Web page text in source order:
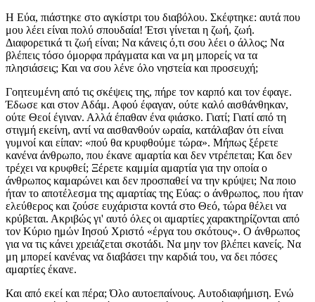
Η Εύα, πιάστηκε στο αγκίστρι του διαβόλου. Σκέφτηκε: αυτά που
μου λέει είναι πολύ σπουδαία! Έτσι γίνεται η ζωή, ζωή.
Διαφορετικά τι ζωή είναι; Να κάνεις ό,τι σου λέει ο άλλος; Να
βλέπεις τόσο όμορφα πράγματα και να μη μπορείς να τα
πλησιάσεις; Και να σου λένε όλο νηστεία και προσευχή;
Γοητευμένη από τις σκέψεις της, πήρε τον καρπό και τον έφαγε.
Έδωσε και στον Αδάμ. Αφού έφαγαν, ούτε καλό αισθάνθηκαν,
ούτε Θεοί έγιναν. Αλλά έπαθαν ένα φιάσκο. Γιατί; Γιατί από τη
στιγμή εκείνη, αντί να αισθανθούν ωραία, κατάλαβαν ότι είναι
γυμνοί και είπαν: «πού θα κρυφθούμε τώρα». Μήπως ξέρετε
κανένα άνθρωπο, που έκανε αμαρτία και δεν ντρέπεται; Και δεν
τρέχει να κρυφθεί; Ξέρετε καμμία αμαρτία για την οποία ο
άνθρωπος καμαρώνει και δεν προσπαθεί να την κρύψει; Να ποιο
ήταν το αποτέλεσμα της αμαρτίας της Εύας: ο άνθρωπος, που ήταν
ελεύθερος και ζούσε ευχάριστα κοντά στο Θεό, τώρα θέλει να
κρύβεται. Ακριβώς γι' αυτό όλες οι αμαρτίες χαρακτηρίζονται από
τον Κύριο ημών Ιησού Χριστό «έργα του σκότους». Ο άνθρωπος
για να τις κάνει χρειάζεται σκοτάδι. Να μην τον βλέπει κανείς. Να
μη μπορεί κανένας να διαβάσει την καρδιά του, να δει πόσες
αμαρτίες έκανε.
Και από εκεί και πέρα; Όλο αυτοεπαίνους. Αυτοδιαφήμιση. Ενώ